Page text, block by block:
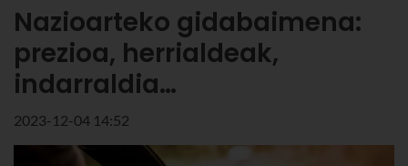
Nazioarteko gidabaimena:
prezioa, herrialdeak,
indarraldia…
2023-12-04 14:52